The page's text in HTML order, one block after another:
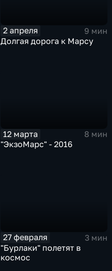
2 апреля
9 мин
Долгая дорога к Марсу
12 марта
8 мин
"ЭкзоМарс" - 2016
27 февраля
3 мин
"Бурлаки" полетят в
космос